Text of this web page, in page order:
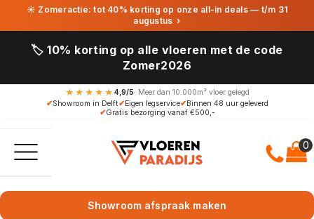
☀ Zomeractie: tot 40% korting op onze all-in deals — t/m 31
augustus ›
🏷️ 10% korting op alle vloeren met de code
Zomer2026
★★★★★ 4,9/5· Meer dan 10.000m² vloer gelegd
✔Showroom in Delft✔Eigen legservice✔Binnen 48 uur geleverd
✔Gratis bezorging vanaf €500,-
Showroom afspraak maken